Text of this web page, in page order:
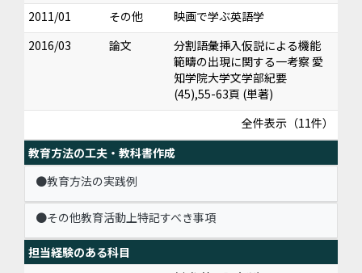
2011/01
その他
映画で学ぶ英語学
2016/03
論文
分割語彙挿入仮説による機能
範疇の出現に関する一考察 愛
知学院大学文学部紀要
(45),55-63頁 (単著)
全件表示（11件）
教育方法の工夫・教科書作成
●教育方法の実践例
●その他教育活動上特記すべき事項
担当経験のある科目